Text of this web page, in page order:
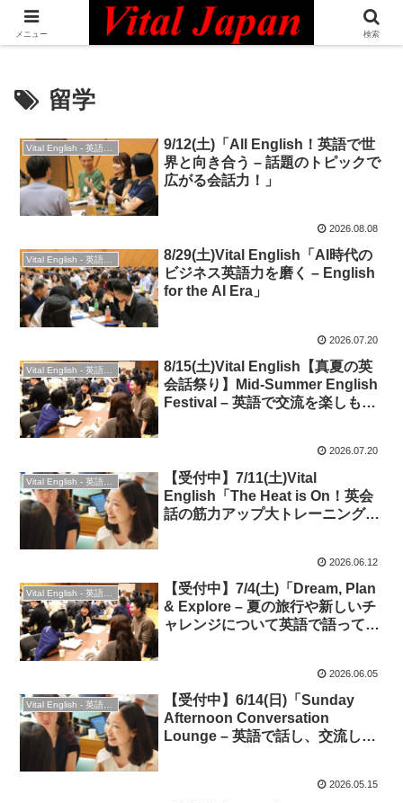
日本最大級の英語コミュニティ・Bilingual Professionals Network
留学
Vital English - 英語勉強会
9/12(土)「All English！英語で世
界と向き合う – 話題のトピックで
広がる会話力！」
2026.08.08
Vital English - 英語勉強会
8/29(土)Vital English「AI時代の
ビジネス英語力を磨く – English
for the AI Era」
2026.07.20
Vital English - 英語勉強会
8/15(土)Vital English【真夏の英
会話祭り】Mid-Summer English
Festival – 英語で交流を楽しも
2026.07.20
Vital English - 英語勉強会
【受付中】7/11(土)Vital
English「The Heat is On！英会
話の筋力アップ大トレーニング＆
2026.06.12
Vital English - 英語勉強会
【受付中】7/4(土)「Dream, Plan
& Explore – 夏の旅行や新しいチ
ャレンジについて英語で語って交
2026.06.05
Vital English - 英語勉強会
【受付中】6/14(日)「Sunday
Afternoon Conversation
Lounge – 英語で話し、交流し、
2026.05.15
メニュー 検索